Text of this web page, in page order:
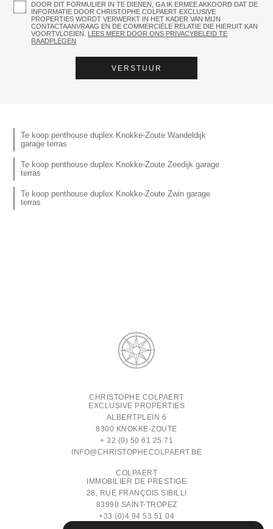
DOOR DIT FORMULIER IN TE DIENEN, GA IK ERMEE AKKOORD DAT DE
INFORMATIE DOOR CHRISTOPHE COLPAERT EXCLUSIVE
PROPERTIES WORDT VERWERKT IN HET KADER VAN MIJN
CONTACTAANVRAAG EN DE COMMERCIËLE RELATIE DIE HIERUIT KAN
VOORTVLOEIEN. LEES MEER DOOR ONS PRIVACYBELEID TE
RAADPLEGEN
Te koop penthouse duplex Knokke-Zoute Wandeldijk
garage terras
Te koop penthouse duplex Knokke-Zoute Zeedijk garage
terras
Te koop penthouse duplex Knokke-Zoute Zwin garage
terras
CHRISTOPHE COLPAERT
EXCLUSIVE PROPERTIES
ALBERTPLEIN 6
8300 KNOKKE-ZOUTE
+ 32 (0) 50 61 25 71
INFO@CHRISTOPHECOLPAERT.BE
COLPAERT
IMMOBILIER DE PRESTIGE
28, RUE FRANÇOIS SIBILLI
83990 SAINT-TROPEZ
+33 (0)4 94 53 51 04